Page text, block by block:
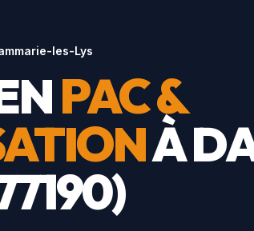
les-Lys
PAC &
À
)